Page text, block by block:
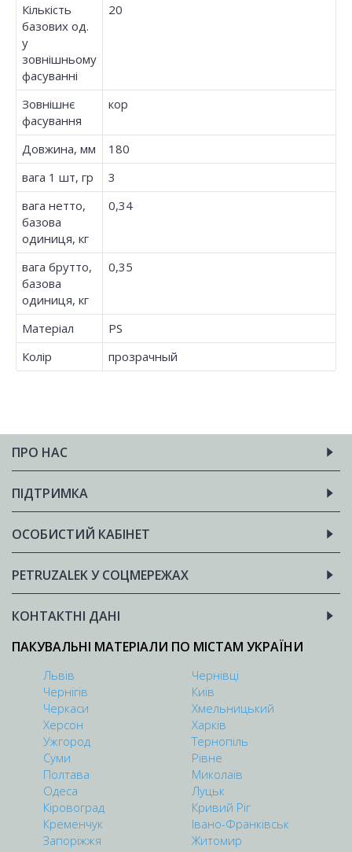
Кількість
базових од.
у
зовнішньому
фасуванні
20
Зовнішнє
фасування
кор
Довжина, мм
180
вага 1 шт, гр
3
вага нетто,
базова
одиниця, кг
0,34
вага брутто,
базова
одиниця, кг
0,35
Матеріал
PS
Колір
прозрачный
ПРО НАС
ПІДТРИМКА
ОСОБИСТИЙ КАБІНЕТ
PETRUZALEK У СОЦМЕРЕЖАХ
КОНТАКТНІ ДАНІ
ПАКУВАЛЬНІ МАТЕРІАЛИ ПО МІСТАМ УКРАЇНИ
Львів
Чернівці
Чернігів
Київ
Черкаси
Хмельницький
Херсон
Харків
Ужгород
Тернопіль
Суми
Рівне
Полтава
Миколаїв
Одеса
Луцьк
Кіровоград
Кривий Ріг
Кременчук
Івано-Франківськ
Запоріжжя
Житомир